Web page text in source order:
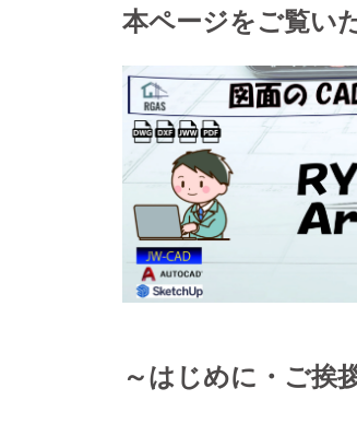
本ページをご覧い
～はじめに・ご挨